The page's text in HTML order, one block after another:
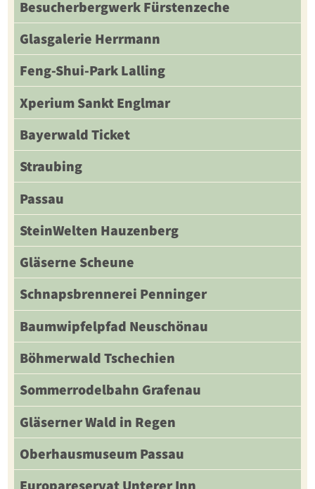
Besucherbergwerk Fürstenzeche
Glasgalerie Herrmann
Feng-Shui-Park Lalling
Xperium Sankt Englmar
Bayerwald Ticket
Straubing
Passau
SteinWelten Hauzenberg
Gläserne Scheune
Schnapsbrennerei Penninger
Baumwipfelpfad Neuschönau
Böhmerwald Tschechien
Sommerrodelbahn Grafenau
Gläserner Wald in Regen
Oberhausmuseum Passau